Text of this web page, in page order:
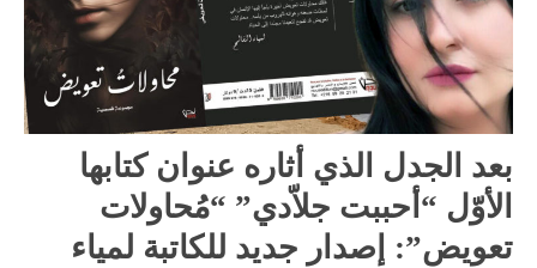
بعد الجدل الذي أثاره عنوان كتابها
الأوّل “أحببت جلاّدي” “مُحاولات
تعويض”: إصدار جديد للكاتبة لمياء